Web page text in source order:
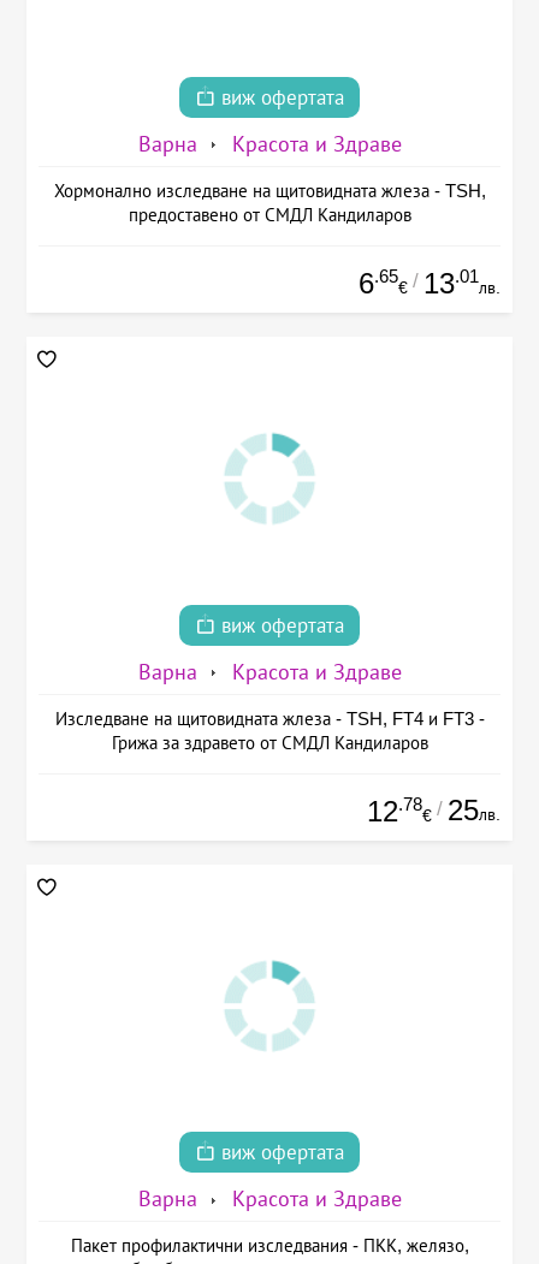
виж офертата
Варна Красота и Здраве
Хормонално изследване на щитовидната жлеза - TSH,
предоставено от СМДЛ Кандиларов
6.65
€ / 13.01
лв.
виж офертата
Варна Красота и Здраве
Изследване на щитовидната жлеза - TSH, FT4 и FT3 -
Грижа за здравето от СМДЛ Кандиларов
12.78
€ / 25лв.
виж офертата
Варна Красота и Здраве
Пакет профилактични изследвания - ПКК, желязо,